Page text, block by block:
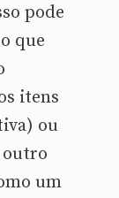
pode
que
itens
ou
outro
um